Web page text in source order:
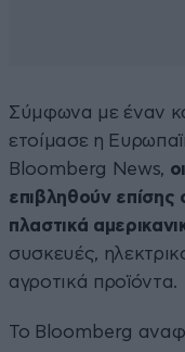
Σύμφωνα με έναν
ετοίμασε η
Bloomberg News,
επιβληθούν επίσης
πλαστικά
συσκευές,
αγροτικά προϊόντα.
Το Bloomberg